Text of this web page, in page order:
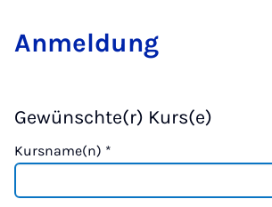
Anmeldung
Gewünschte(r) Kurs(e)
Kursname(n) *